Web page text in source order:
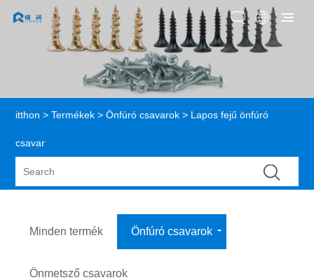
itthon > Termékek >Önfúró csavarok > Lapos fejű önfúró
csavar
Minden termék Önfúró csavarok
Önmetsző csavarok